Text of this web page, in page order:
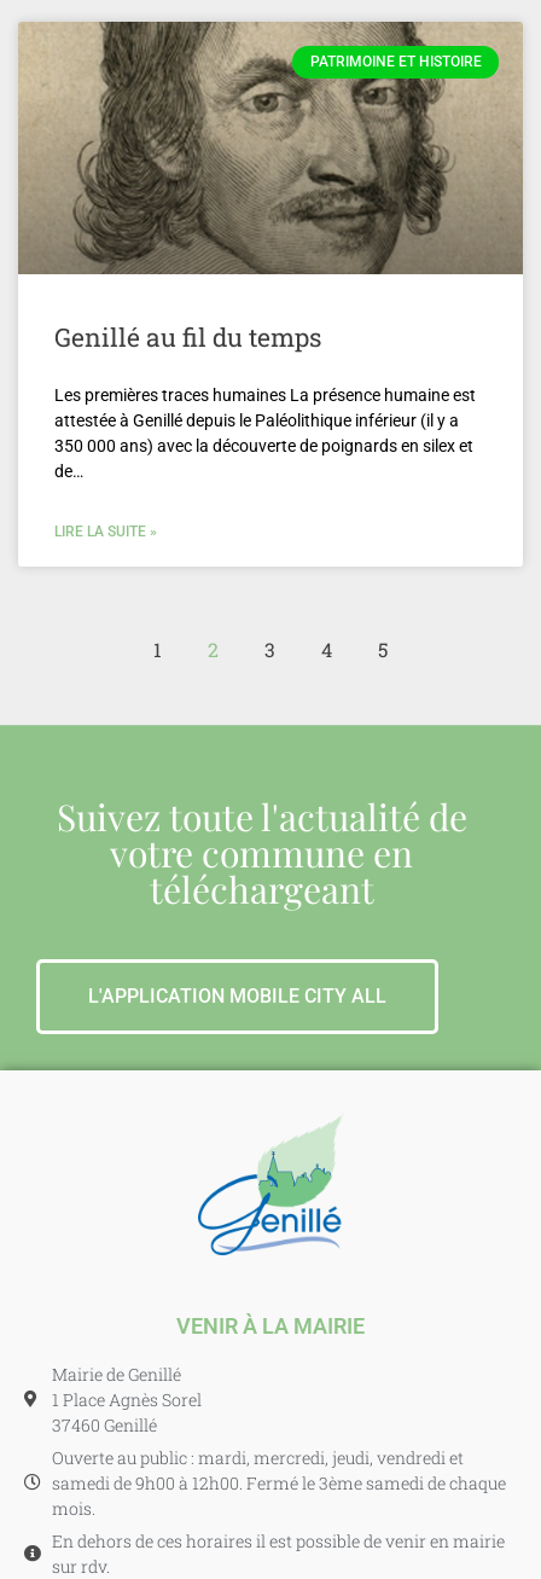
PATRIMOINE ET HISTOIRE
Genillé au fil du temps
Les premières traces humaines La présence humaine est
attestée à Genillé depuis le Paléolithique inférieur (il y a
350 000 ans) avec la découverte de poignards en silex et
de…
LIRE LA SUITE »
1 2 3 4 5
Suivez toute l'actualité de
votre commune en
téléchargeant
L'APPLICATION MOBILE CITY ALL
VENIR À LA MAIRIE
Mairie de Genillé
1 Place Agnès Sorel
37460 Genillé
Ouverte au public : mardi, mercredi, jeudi, vendredi et
samedi de 9h00 à 12h00. Fermé le 3ème samedi de chaque
mois.
En dehors de ces horaires il est possible de venir en mairie
sur rdv.